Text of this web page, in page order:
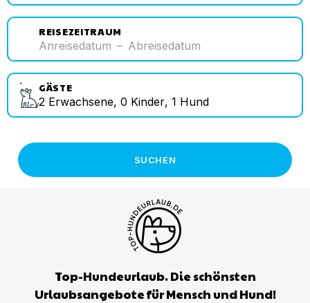
REISEZEITRAUM
Anreisedatum – Abreisedatum
GÄSTE
2 Erwachsene, 0 Kinder, 1 Hund
SUCHEN
Top-Hundeurlaub. Die schönsten
Urlaubsangebote für Mensch und Hund!